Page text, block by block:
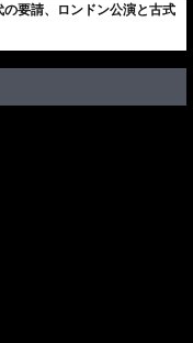
要請、ロンドン公演と古式